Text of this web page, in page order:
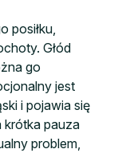
posiłku,
Głód
go
jest
i pojawia się
krótka pauza
problem,